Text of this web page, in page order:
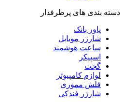
دسته بندی های پرطرفدار
پاور بانک
شارژر موبایل
ساعت هوشمند
اسپیکر
گجت
لوازم کامپیوتر
فلش مموری
شارژر فندکی